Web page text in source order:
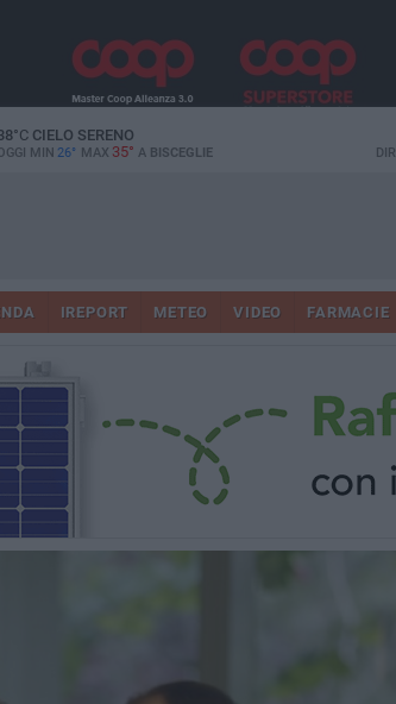
°CCIELO SERENO
MIN 26° MAX 35° A BISCEGLIE
IREPORT METEO VIDEO FARMACIE